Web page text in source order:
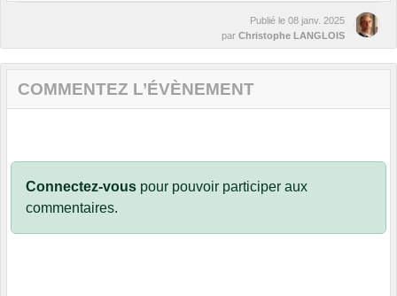
Publié le 08 janv. 2025
par Christophe LANGLOIS
COMMENTEZ L’ÉVÈNEMENT
Connectez-vous pour pouvoir participer aux
commentaires.